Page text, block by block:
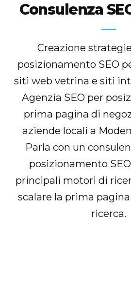
Consulenza
Creazione
posizionamento SEO
siti web vetrina e siti
Agenzia SEO per
prima pagina di
aziende locali a
Parla con un
posizionamento
principali motori di
scalare la prima
ricerca.